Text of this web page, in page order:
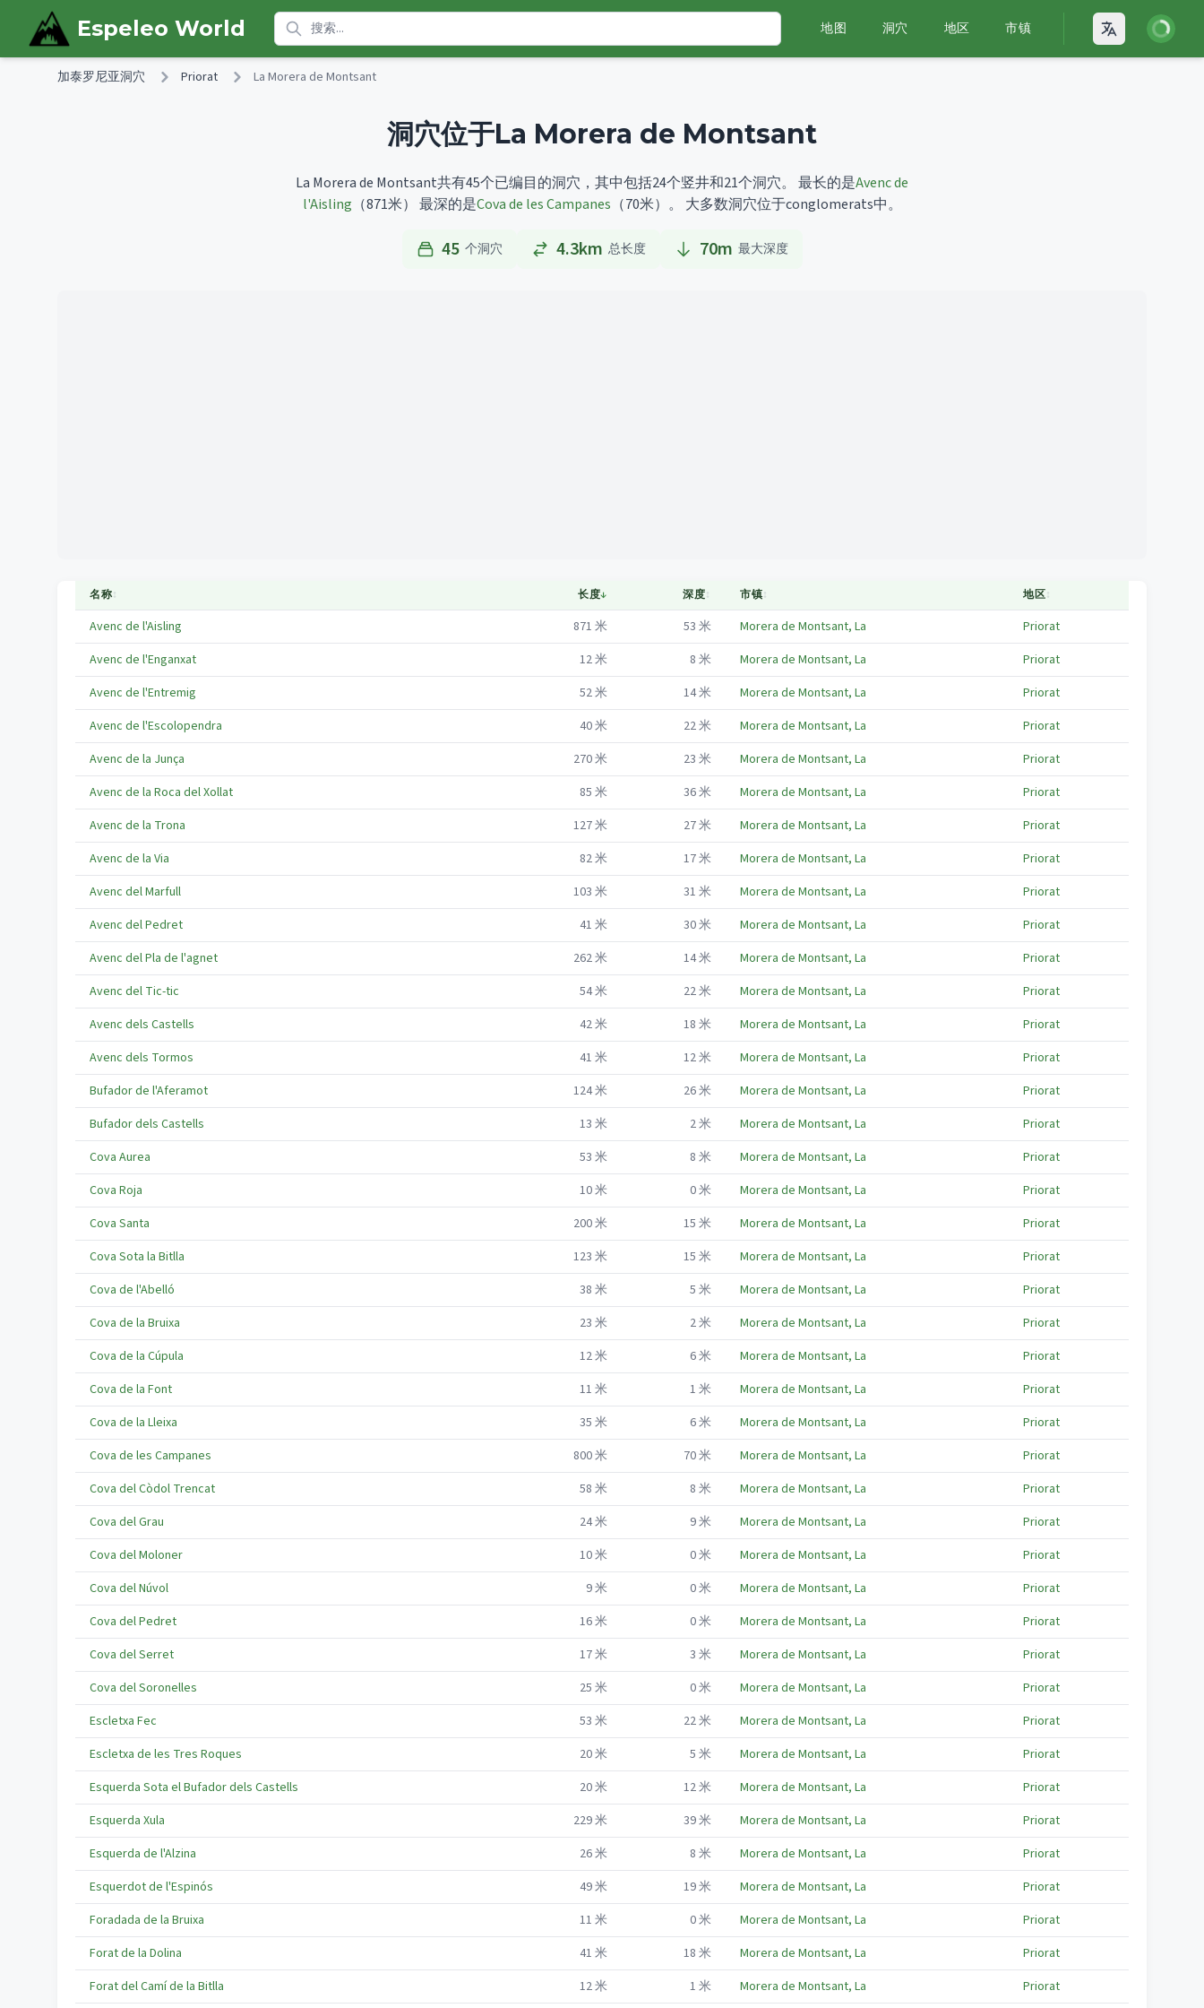
Skip to main content
Espeleo World 地图 洞穴 地区 市镇 Open
登录
加泰罗尼亚洞穴 Priorat La Morera de Montsant
洞穴位于La Morera de Montsant
La Morera de Montsant共有45个已编目的洞穴，其中包括24个竖井和21个洞穴。 最长的是Avenc de
l'Aisling （871米） 最深的是Cova de les Campanes （70米）。 大多数洞穴位于conglomerats中。
45 个洞穴 4.3km 总长度 70m 最大深度
名称↕ 长度↓ 深度↕ 市镇↕ 地区↕
Avenc de l'Aisling 871 米 53 米 Morera de Montsant, La
Priorat
Avenc de l'Enganxat
12米 8 米 Morera de Montsant, La
Priorat
Avenc de l'Entremig
52米 14米 Morera de Montsant, La
Priorat
Avenc de l'Escolopendra
40米 22米 Morera de Montsant, La
Priorat
Avenc de la Junça
270米 23 米 Morera de Montsant, La
Priorat
Avenc de la Roca del Xollat
85 米 36米 Morera de Montsant, La
Priorat
Avenc de la Trona
127米 27米 Morera de Montsant, La
Priorat
Avenc de la Via
82米 17米 Morera de Montsant, La
Priorat
Avenc del Marfull
103 米 31 米 Morera de Montsant, La
Priorat
Avenc del Pedret
41 米 30米 Morera de Montsant, La
Priorat
Avenc del Pla de l'agnet
262米 14米 Morera de Montsant, La
Priorat
Avenc del Tic-tic
54米 22米 Morera de Montsant, La
Priorat
Avenc dels Castells
42米 18 米 Morera de Montsant, La
Priorat
Avenc dels Tormos
41 米 12米 Morera de Montsant, La
Priorat
Bufador de l'Aferamot
124米 26米 Morera de Montsant, La
Priorat
Bufador dels Castells
13 米 2米 Morera de Montsant, La
Priorat
Cova Aurea
53 米 8 米 Morera de Montsant, La
Priorat
Cova Roja
10米 0米 Morera de Montsant, La
Priorat
Cova Santa
200米 15 米 Morera de Montsant, La
Priorat
Cova Sota la Bitlla
123 米 15 米 Morera de Montsant, La
Priorat
Cova de l'Abelló
38 米 5 米 Morera de Montsant, La
Priorat
Cova de la Bruixa
23 米 2米 Morera de Montsant, La
Priorat
Cova de la Cúpula
12米 6米 Morera de Montsant, La
Priorat
Cova de la Font
11 米 1 米 Morera de Montsant, La
Priorat
Cova de la Lleixa
35 米 6米 Morera de Montsant, La
Priorat
Cova de les Campanes
800米 70米 Morera de Montsant, La
Priorat
Cova del Còdol Trencat
58 米 8 米 Morera de Montsant, La
Priorat
Cova del Grau
24米 9米 Morera de Montsant, La
Priorat
Cova del Moloner
10米 0米 Morera de Montsant, La
Priorat
Cova del Núvol
9米 0米 Morera de Montsant, La
Priorat
Cova del Pedret
16米 0米 Morera de Montsant, La
Priorat
Cova del Serret
17米 3 米 Morera de Montsant, La
Priorat
Cova del Soronelles
25 米 0米 Morera de Montsant, La
Priorat
Escletxa Fec
53 米 22米 Morera de Montsant, La
Priorat
Escletxa de les Tres Roques
20米 5 米 Morera de Montsant, La
Priorat
Esquerda Sota el Bufador dels Castells
20米 12米 Morera de Montsant, La
Priorat
Esquerda Xula
229米 39米 Morera de Montsant, La
Priorat
Esquerda de l'Alzina
26米 8 米 Morera de Montsant, La
Priorat
Esquerdot de l'Espinós
49米 19米 Morera de Montsant, La
Priorat
Foradada de la Bruixa
11 米 0米 Morera de Montsant, La
Priorat
Forat de la Dolina
41 米 18 米 Morera de Montsant, La
Priorat
Forat del Camí de la Bitlla
12米 1 米 Morera de Montsant, La Priorat